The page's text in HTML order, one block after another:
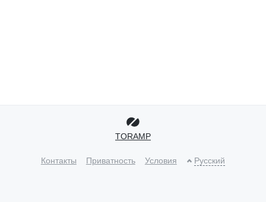
TORAMP
Контакты Приватность Условия Русский